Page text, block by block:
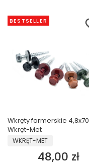
BESTSELLER
Wkręty farmerskie 4,8x70
Wkręt-Met
PRODUCENT
WKRĘT-MET
Cena
48,00 zł